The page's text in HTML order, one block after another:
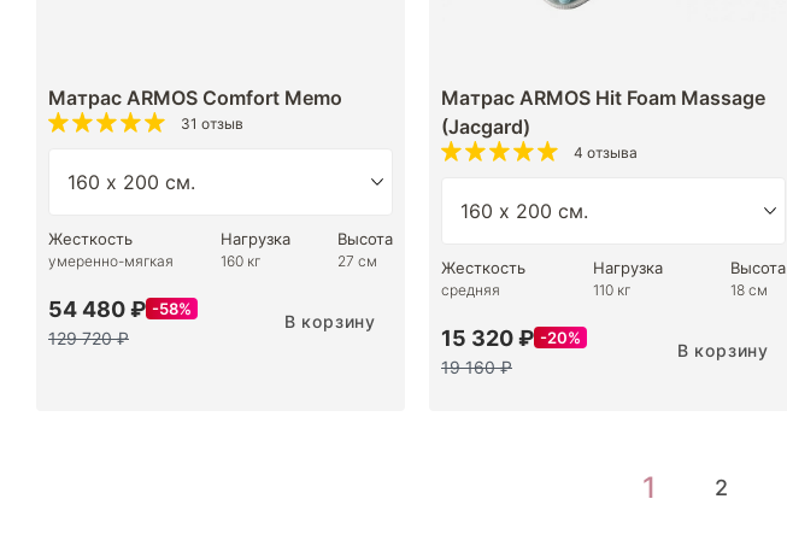
Матрас ARMOS Comfort Memo
31 отзыв
Жесткость
умеренно-мягкая
Нагрузка
160 кг
Высота
27 см
54 480 ₽ 58%
129 720 ₽
В корзину
Матрас ARMOS Hit Foam Massage
(Jacgard)
4 отзыва
Жесткость
средняя
Нагрузка
110 кг
Высота
18 см
15 320 ₽ 20%
19 160 ₽
В корзину
1 2